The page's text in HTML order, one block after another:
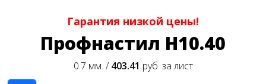
Гарантия низкой цены!
Профнастил Н10.40
0.7 мм. /403.41 руб. за лист